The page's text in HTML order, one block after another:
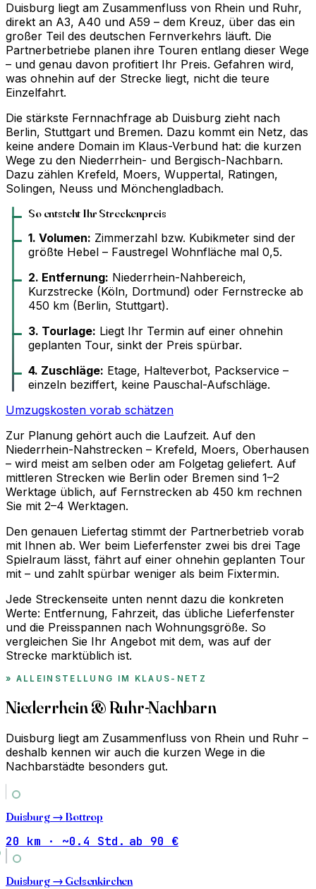
Duisburg liegt am Zusammenfluss von Rhein und Ruhr,
direkt an A3, A40 und A59 – dem Kreuz, über das ein
großer Teil des deutschen Fernverkehrs läuft. Die
Partnerbetriebe planen ihre Touren entlang dieser Wege
– und genau davon profitiert Ihr Preis. Gefahren wird,
was ohnehin auf der Strecke liegt, nicht die teure
Einzelfahrt.
Die stärkste Fernnachfrage ab Duisburg zieht nach
Berlin, Stuttgart und Bremen. Dazu kommt ein Netz, das
keine andere Domain im Klaus-Verbund hat: die kurzen
Wege zu den Niederrhein- und Bergisch-Nachbarn.
Dazu zählen Krefeld, Moers, Wuppertal, Ratingen,
Solingen, Neuss und Mönchengladbach.
So entsteht Ihr Streckenpreis
1. Volumen: Zimmerzahl bzw. Kubikmeter sind der
größte Hebel – Faustregel Wohnfläche mal 0,5.
2. Entfernung: Niederrhein-Nahbereich,
Kurzstrecke (Köln, Dortmund) oder Fernstrecke ab
450 km (Berlin, Stuttgart).
3. Tourlage: Liegt Ihr Termin auf einer ohnehin
geplanten Tour, sinkt der Preis spürbar.
4. Zuschläge: Etage, Halteverbot, Packservice –
einzeln beziffert, keine Pauschal-Aufschläge.
Umzugskosten vorab schätzen
Zur Planung gehört auch die Laufzeit. Auf den
Niederrhein-Nahstrecken – Krefeld, Moers, Oberhausen
– wird meist am selben oder am Folgetag geliefert. Auf
mittleren Strecken wie Berlin oder Bremen sind 1–2
Werktage üblich, auf Fernstrecken ab 450 km rechnen
Sie mit 2–4 Werktagen.
Den genauen Liefertag stimmt der Partnerbetrieb vorab
mit Ihnen ab. Wer beim Lieferfenster zwei bis drei Tage
Spielraum lässt, fährt auf einer ohnehin geplanten Tour
mit – und zahlt spürbar weniger als beim Fixtermin.
Jede Streckenseite unten nennt dazu die konkreten
Werte: Entfernung, Fahrzeit, das übliche Lieferfenster
und die Preisspannen nach Wohnungsgröße. So
vergleichen Sie Ihr Angebot mit dem, was auf der
Strecke marktüblich ist.
ALLEINSTELLUNG IM KLAUS-NETZ
Niederrhein & Ruhr-Nachbarn
Duisburg liegt am Zusammenfluss von Rhein und Ruhr –
deshalb kennen wir auch die kurzen Wege in die
Nachbarstädte besonders gut.
Duisburg → Bottrop
20 km · ~0.4 Std. ab 90 €
Duisburg → Gelsenkirchen